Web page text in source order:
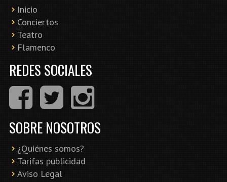
Inicio
Conciertos
Teatro
Flamenco
REDES SOCIALES
SOBRE NOSOTROS
¿Quiénes somos?
Tarifas publicidad
Aviso Legal